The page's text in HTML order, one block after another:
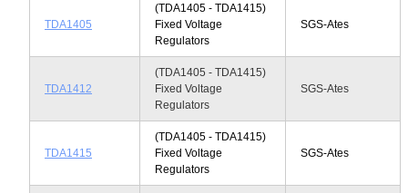
TDA1405
(TDA1405 - TDA1415)
Fixed Voltage
Regulators
SGS-Ates
TDA1412
(TDA1405 - TDA1415)
Fixed Voltage
Regulators
SGS-Ates
TDA1415
(TDA1405 - TDA1415)
Fixed Voltage
Regulators
SGS-Ates